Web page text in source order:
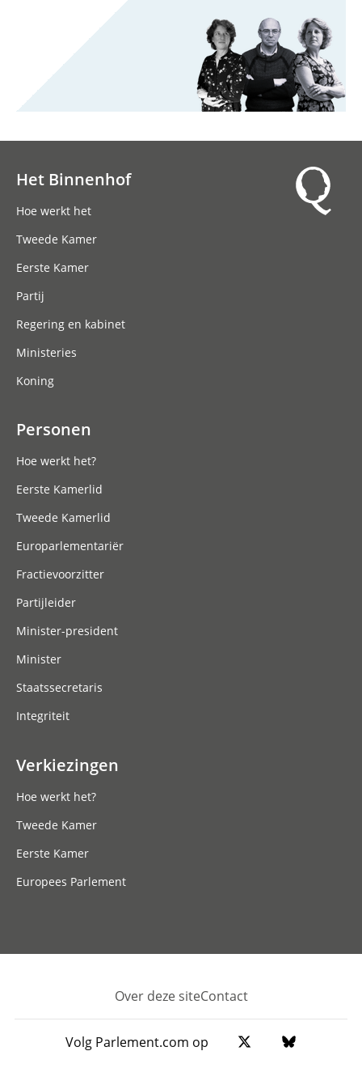
Het Binnenhof
Hoe werkt het
Tweede Kamer
Eerste Kamer
Partij
Regering en kabinet
Ministeries
Koning
Personen
Hoe werkt het?
Eerste Kamerlid
Tweede Kamerlid
Europarlementariër
Fractievoorzitter
Partijleider
Minister-president
Minister
Staatssecretaris
Integriteit
Verkiezingen
Hoe werkt het?
Tweede Kamer
Eerste Kamer
Europees Parlement
Footer
Over deze siteContact
Volg Parlement.com op